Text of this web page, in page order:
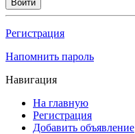
Войти
Регистрация
Напомнить пароль
Навигация
На главную
Регистрация
Добавить объявление